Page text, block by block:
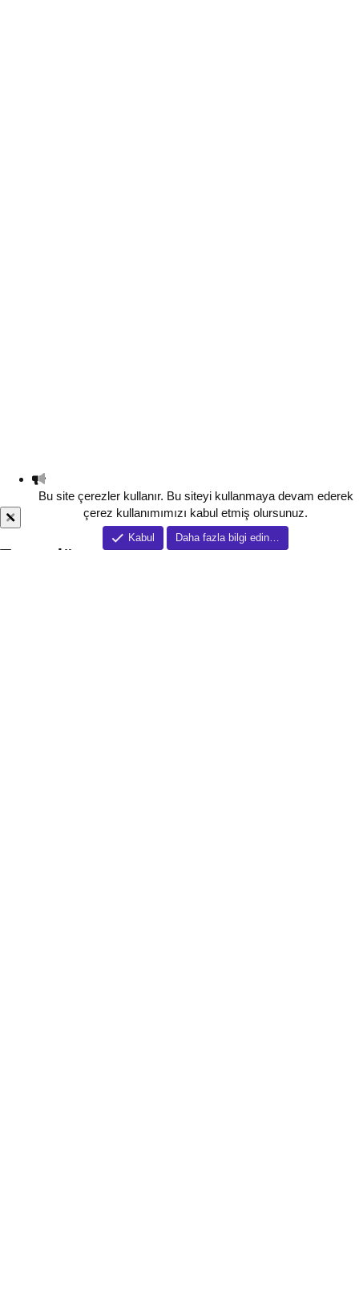
Tema düzenleyici
Bu site çerezler kullanır. Bu siteyi kullanmaya devam ederek
çerez kullanımımızı kabul etmiş olursunuz.
Kabul Daha fazla bilgi edin…